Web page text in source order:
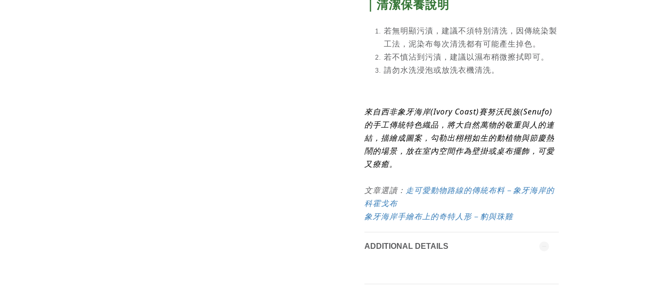
｜清潔保養說明
若無明顯污漬，建議不須特別清洗，因傳統染製
工法，泥染布每次清洗都有可能產生掉色。
若不慎沾到污漬，建議以濕布稍微擦拭即可。
請勿水洗浸泡或放洗衣機清洗。
來自西非象牙海岸(Ivory Coast)賽努沃民族(Senufo)
的手工傳統特色織品，將大自然萬物的敬重與人的連
結，描繪成圖案，勾勒出栩栩如生的動植物與節慶熱
鬧的場景，放在室內空間作為壁掛或桌布擺飾，可愛
又療癒。
文章選讀： 走可愛動物路線的傳統布料－象牙海岸的
科霍戈布
象牙海岸手繪布上的奇特人形－豹與珠雞
ADDITIONAL DETAILS